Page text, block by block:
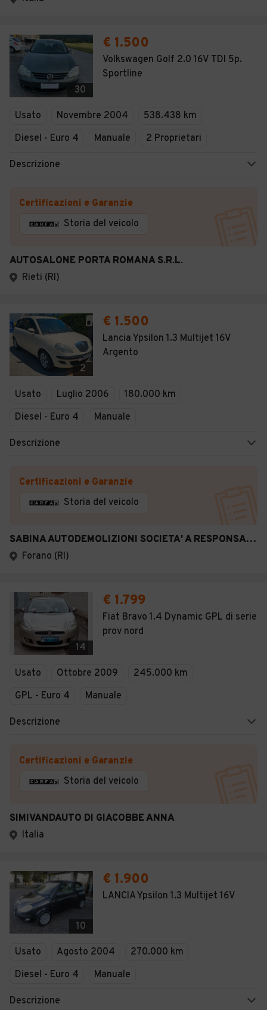
30
€ 1.500
Volkswagen Golf 2.0 16V TDI 5p.
Sportline
Usato Novembre 2004
538.438 km
Diesel - Euro 4
Manuale 2 Proprietari
Descrizione
Certificazioni e Garanzie
Storia del veicolo
AUTOSALONE PORTA ROMANA S.R.L.
Rieti (RI)
2
€ 1.500
Lancia Ypsilon 1.3 Multijet 16V
Argento
Usato Luglio 2006
180.000 km
Diesel - Euro 4
Manuale
Descrizione
Certificazioni e Garanzie
Storia del veicolo
SABINA AUTODEMOLIZIONI SOCIETA' A RESPONSABILITA' LIMITATA
Forano (RI)
14
€ 1.799
Fiat Bravo 1.4 Dynamic GPL di serie
prov nord
Usato Ottobre 2009
245.000 km
GPL - Euro 4
Manuale
Descrizione
Certificazioni e Garanzie
Storia del veicolo
SIMIVANDAUTO DI GIACOBBE ANNA
Italia
10
€ 1.900
LANCIA Ypsilon 1.3 Multijet 16V
Usato Agosto 2004
270.000 km
Diesel - Euro 4
Manuale
Descrizione